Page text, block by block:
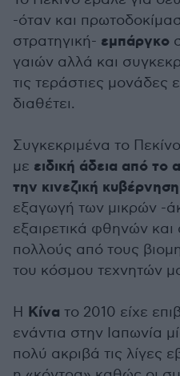
-όταν και
στρατηγική- εμπάργκο
γαιών αλλά και
τις τεράστιες μονάδες
διαθέτει.
Συγκεκριμένα το
με ειδική άδεια από το
την κινεζική κυβέρνηση
εξαγωγή των μικρών -
εξαιρετικά φθηνών
πολλούς από τους
του κόσμου τεχνητών
Η Κίνα το 2010 είχε
ενάντια στην Ιαπωνία
πολύ ακριβά τις λίγες